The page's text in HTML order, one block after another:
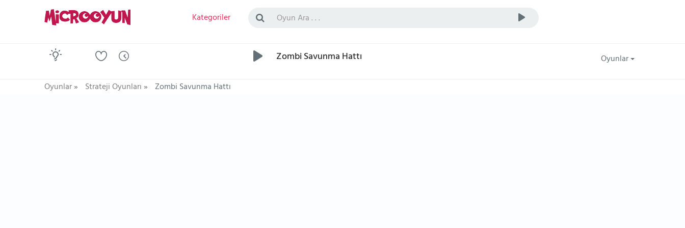
Kategoriler
Zombi Savunma Hattı
Oyunlar
Oyunlar» Strateji Oyunları» Zombi Savunma Hattı